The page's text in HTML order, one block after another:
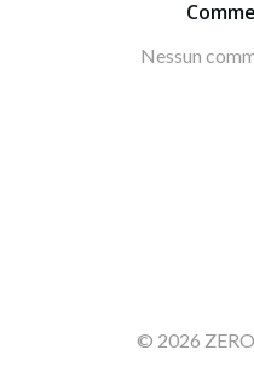
Nessun
© 2026